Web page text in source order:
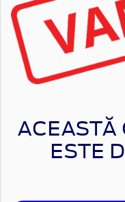
ACEASTĂ
ESTE